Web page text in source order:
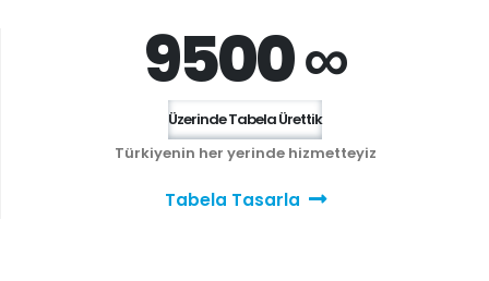
9500 ∞
Üzerinde Tabela Ürettik
Türkiyenin her yerinde hizmetteyiz
Tabela Tasarla